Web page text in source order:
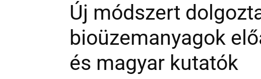
Új módszert
bioüzemanyagok
és magyar kutatók